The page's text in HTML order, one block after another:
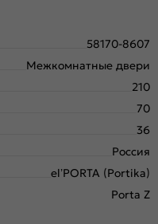
58170-8607
Межкомнатные двери
210
70
36
Россия
el’PORTA (Portika)
Porta Z